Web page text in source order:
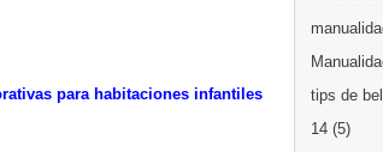
para habitaciones infantiles
tips de
14 (5)